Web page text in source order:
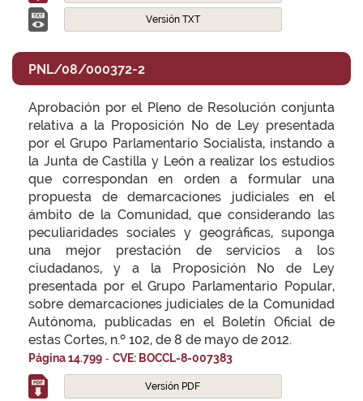
Versión TXT
PNL/08/000372-2
Aprobación por el Pleno de Resolución conjunta
relativa a la Proposición No de Ley presentada
por el Grupo Parlamentario Socialista, instando a
la Junta de Castilla y León a realizar los estudios
que correspondan en orden a formular una
propuesta de demarcaciones judiciales en el
ámbito de la Comunidad, que considerando las
peculiaridades sociales y geográficas, suponga
una mejor prestación de servicios a los
ciudadanos, y a la Proposición No de Ley
presentada por el Grupo Parlamentario Popular,
sobre demarcaciones judiciales de la Comunidad
Autónoma, publicadas en el Boletín Oficial de
estas Cortes, n.º 102, de 8 de mayo de 2012.
Página 14.799 - CVE: BOCCL-8-007383
Versión PDF